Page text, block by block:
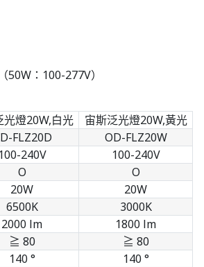
：100-277V）
光燈20W,白光
宙斯泛光燈20W,黃光
FLZ20D
OD-FLZ20W
100-240V
100-240V
O
O
20W
20W
6500K
3000K
2000 lm
1800 lm
≧ 80
≧ 80
140 °
140 °